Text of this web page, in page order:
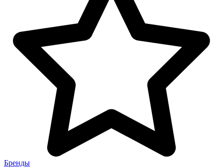
Бренды